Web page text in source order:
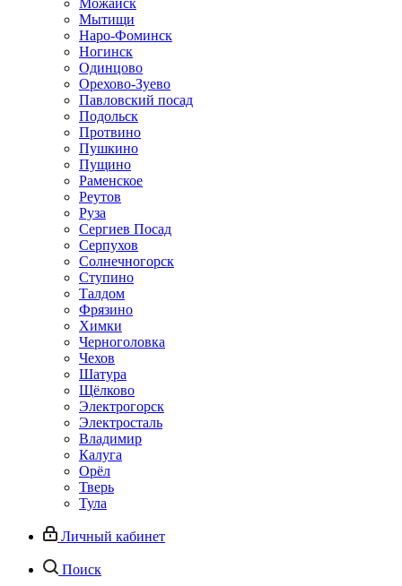
Можайск
Мытищи
Наро-Фоминск
Ногинск
Одинцово
Орехово-Зуево
Павловский посад
Подольск
Протвино
Пушкино
Пущино
Раменское
Реутов
Руза
Сергиев Посад
Серпухов
Солнечногорск
Ступино
Талдом
Фрязино
Химки
Черноголовка
Чехов
Шатура
Щёлково
Электрогорск
Электросталь
Владимир
Калуга
Орёл
Тверь
Тула
Личный кабинет
Поиск